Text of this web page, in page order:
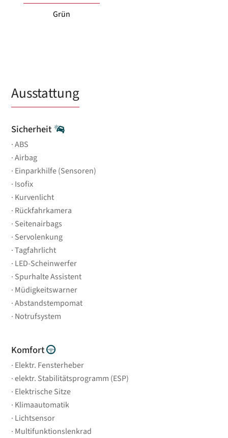
Grün
Ausstattung
Sicherheit
ABS
Airbag
Einparkhilfe (Sensoren)
Isofix
Kurvenlicht
Rückfahrkamera
Seitenairbags
Servolenkung
Tagfahrlicht
LED-Scheinwerfer
Spurhalte Assistent
Müdigkeitswarner
Abstandstempomat
Notrufsystem
Komfort
Elektr. Fensterheber
elektr. Stabilitätsprogramm (ESP)
Elektrische Sitze
Klimaautomatik
Lichtsensor
Multifunktionslenkrad